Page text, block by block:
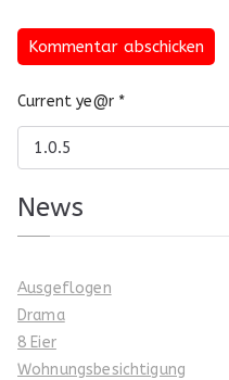
Current ye@r *
News
Ausgeflogen
Drama
8 Eier
Wohnungsbesichtigung